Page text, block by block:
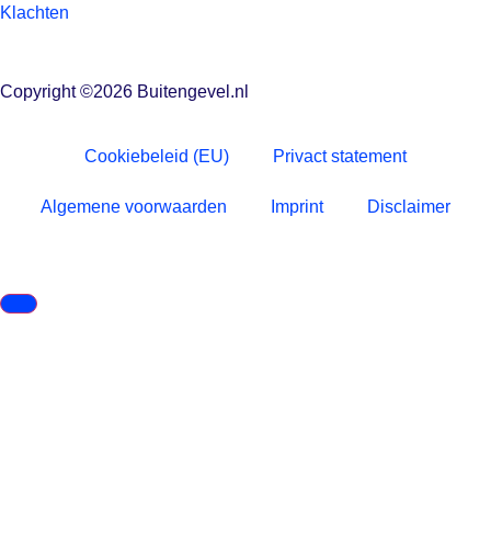
Klachten
Copyright ©2026 Buitengevel.nl
Cookiebeleid (EU) Privact statement
Algemene voorwaarden Imprint Disclaimer